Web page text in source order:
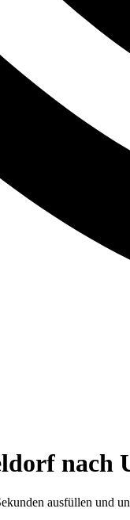
nach
ausfüllen und